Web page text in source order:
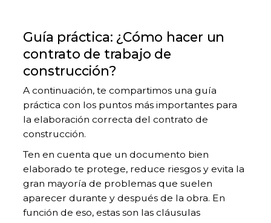
Guía práctica: ¿Cómo hacer un
contrato de trabajo de
construcción?
A continuación, te compartimos una guía
práctica con los puntos más importantes para
la elaboración correcta del contrato de
construcción.
Ten en cuenta que un documento bien
elaborado te protege, reduce riesgos y evita la
gran mayoría de problemas que suelen
aparecer durante y después de la obra. En
función de eso, estas son las cláusulas